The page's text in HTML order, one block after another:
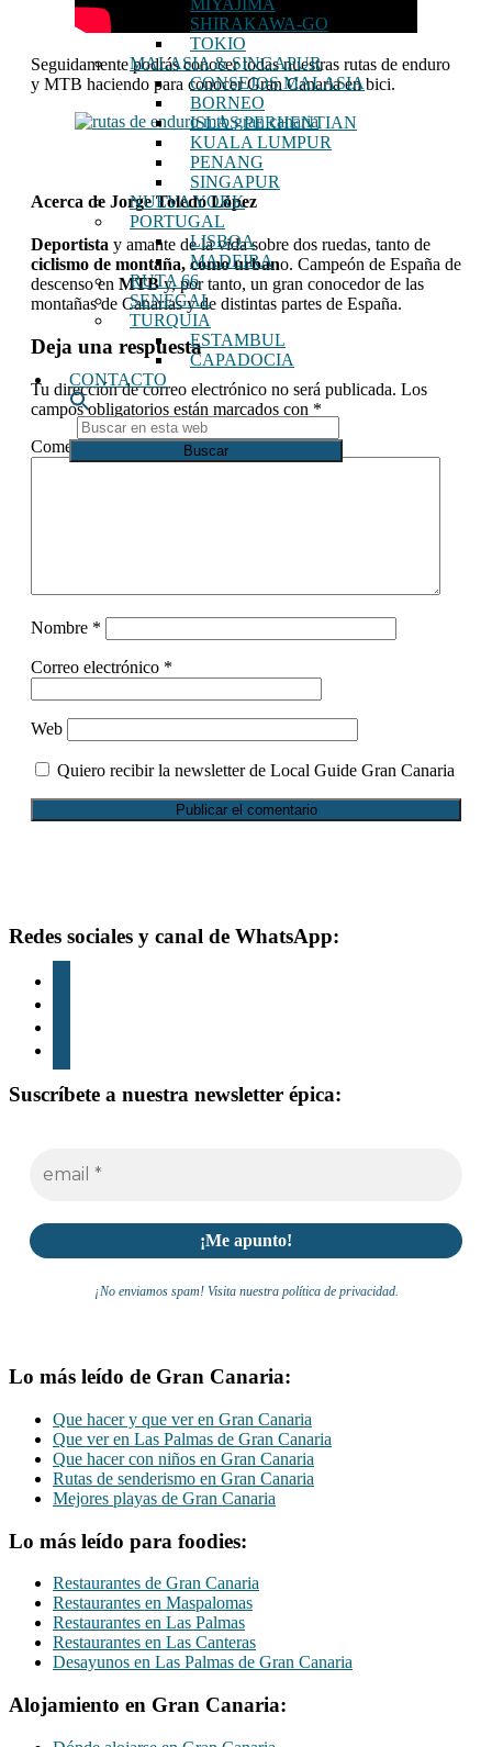
MIYAJIMA
SHIRAKAWA-GO
TOKIO
MALASIA & SINGAPUR
CONSEJOS MALASIA
BORNEO
ISLAS PERHENTIAN
KUALA LUMPUR
PENANG
SINGAPUR
NUEVA YORK
PORTUGAL
LISBOA
MADEIRA
RUTA 66
SENEGAL
TURQUIA
ESTAMBUL
CAPADOCIA
CONTACTO
Buscar
en
esta
Seguidamente podrás conocer todas nuestras rutas de enduro
y MTB haciendo para conocer Gran Canaria en bici.
Acerca de Jorge Toledo López
Deportista y amante de la vida sobre dos ruedas, tanto de
ciclismo de montaña, como urbano. Campeón de España de
descenso en MTBy, por tanto, un gran conocedor de las
montañas de Canarias y de distintas partes de España.
Interacciones
con
los
lectores
Deja una respuesta
Tu dirección de correo electrónico no será publicada. Los
campos obligatorios están marcados con *
Comentario*
Nombre *
Correo electrónico *
Web
Quiero recibir la newsletter de Local Guide Gran Canaria
Footer
Redes sociales y canal de WhatsApp:
Suscríbete a nuestra newsletter épica:
¡No enviamos spam! Visita nuestra política de privacidad.
Lo más leído de Gran Canaria:
Que hacer y que ver en Gran Canaria
Que ver en Las Palmas de Gran Canaria
Que hacer con niños en Gran Canaria
Rutas de senderismo en Gran Canaria
Mejores playas de Gran Canaria
Lo más leído para foodies:
Restaurantes de Gran Canaria
Restaurantes en Maspalomas
Restaurantes en Las Palmas
Restaurantes en Las Canteras
Desayunos en Las Palmas de Gran Canaria
Alojamiento en Gran Canaria: